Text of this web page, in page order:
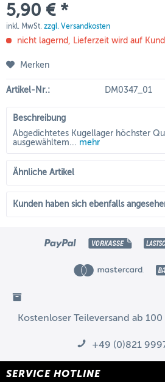
5,90 € *
inkl. MwSt. zzgl. Versandkosten
nicht lagernd, Lieferzeit wird auf
Merken
Artikel-Nr.: DM0347_01
Beschreibung
Abgedichtetes Kugellager höchster
ausgewähltem... mehr
Ähnliche Artikel
Kunden haben sich ebenfalls
Kostenloser Teileversand ab
+49 (0)821
SERVICE HOTLINE